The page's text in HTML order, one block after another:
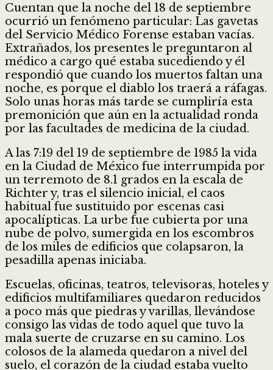
Cuentan que la noche del 18 de septiembre
ocurrió un fenómeno particular: Las gavetas
del Servicio Médico Forense estaban vacías.
Extrañados, los presentes le preguntaron al
médico a cargo qué estaba sucediendo y él
respondió que cuando los muertos faltan una
noche, es porque el diablo los traerá a ráfagas.
Solo unas horas más tarde se cumpliría esta
premonición que aún en la actualidad ronda
por las facultades de medicina de la ciudad.
A las 7:19 del 19 de septiembre de 1985 la vida
en la Ciudad de México fue interrumpida por
un terremoto de 8.1 grados en la escala de
Richter y, tras el silencio inicial, el caos
habitual fue sustituido por escenas casi
apocalípticas. La urbe fue cubierta por una
nube de polvo, sumergida en los escombros
de los miles de edificios que colapsaron, la
pesadilla apenas iniciaba.
Escuelas, oficinas, teatros, televisoras, hoteles y
edificios multifamiliares quedaron reducidos
a poco más que piedras y varillas, llevándose
consigo las vidas de todo aquel que tuvo la
mala suerte de cruzarse en su camino. Los
colosos de la alameda quedaron a nivel del
suelo, el corazón de la ciudad estaba vuelto